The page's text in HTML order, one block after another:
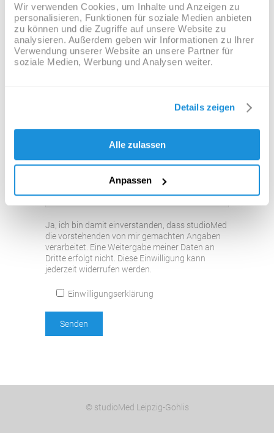
Wir verwenden Cookies, um Inhalte und Anzeigen zu
personalisieren, Funktionen für soziale Medien anbieten
zu können und die Zugriffe auf unsere Website zu
analysieren. Außerdem geben wir Informationen zu Ihrer
Verwendung unserer Website an unsere Partner für
soziale Medien, Werbung und Analysen weiter.
Details zeigen
Alle zulassen
Anpassen
Haben Sie noch Fragen/Wünsche?
Ja, ich bin damit einverstanden, dass studioMed
die vorstehenden von mir gemachten Angaben
verarbeitet. Eine Weitergabe meiner Daten an
Dritte erfolgt nicht. Diese Einwilligung kann
jederzeit widerrufen werden.
Einwilligungserklärung
© studioMed Leipzig-Gohlis